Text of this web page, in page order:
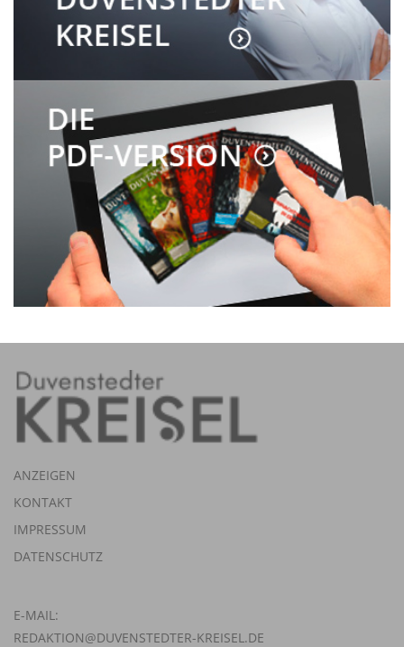
ANZEIGEN
KONTAKT
IMPRESSUM
DATENSCHUTZ
E-MAIL:
REDAKTION@DUVENSTEDTER-KREISEL.DE